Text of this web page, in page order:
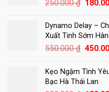
250.000₫ Giá
là:
Dynamo Delay –
Xuất Tinh Sớm
550.000₫ Giá
là:
Kẹo Ngậm Tình
Bạc Hà Thái Lan